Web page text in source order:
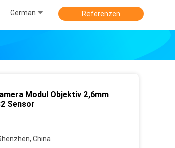
German Referenzen
Modul Objektiv 2,6mm
Sensor
China